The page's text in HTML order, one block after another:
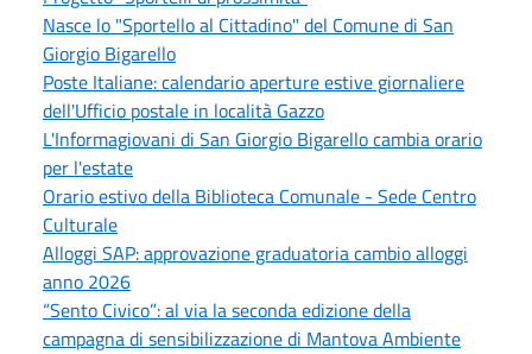
Nasce lo "Sportello al Cittadino" del Comune di San
Giorgio Bigarello
Poste Italiane: calendario aperture estive giornaliere
dell'Ufficio postale in località Gazzo
L'Informagiovani di San Giorgio Bigarello cambia orario
per l'estate
Orario estivo della Biblioteca Comunale - Sede Centro
Culturale
Alloggi SAP: approvazione graduatoria cambio alloggi
anno 2026
“Sento Civico”: al via la seconda edizione della
campagna di sensibilizzazione di Mantova Ambiente